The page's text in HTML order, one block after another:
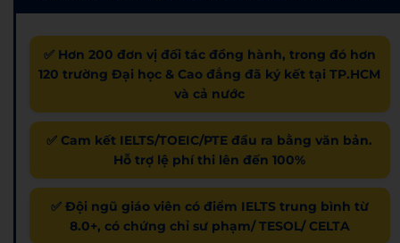
✅ Hơn 200 đơn vị đối tác đồng hành, trong đó hơn
120 trường Đại học & Cao đẳng đã ký kết tại TP.HCM
và cả nước
✅ Cam kết IELTS/TOEIC/PTE đầu ra bằng văn bản.
Hỗ trợ lệ phí thi lên đến 100%
✅ Đội ngũ giáo viên có điểm IELTS trung bình từ
8.0+, có chứng chỉ sư phạm/ TESOL/ CELTA